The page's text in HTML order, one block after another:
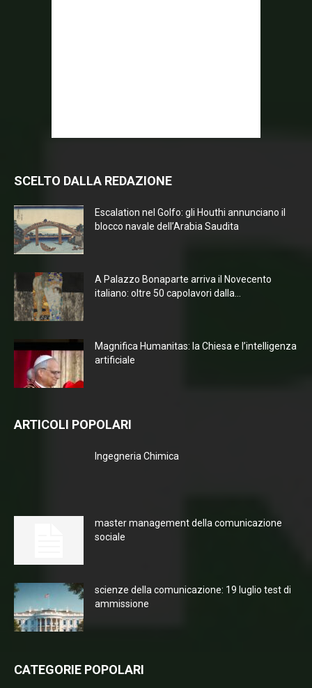
SCELTO DALLA REDAZIONE
Escalation nel Golfo: gli Houthi annunciano il
blocco navale dell’Arabia Saudita
A Palazzo Bonaparte arriva il Novecento
italiano: oltre 50 capolavori dalla...
Magnifica Humanitas: la Chiesa e l’intelligenza
artificiale
ARTICOLI POPOLARI
Ingegneria Chimica
master management della comunicazione
sociale
scienze della comunicazione: 19 luglio test di
ammissione
CATEGORIE POPOLARI